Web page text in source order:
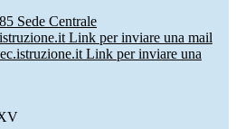
Sede Centrale
Link per inviare una mail
Link per inviare una